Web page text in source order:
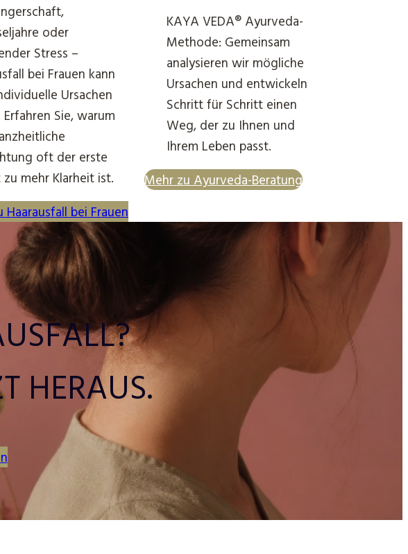
oder
Stress –
bei Frauen kann
Ursachen
Erfahren Sie, warum
oft der erste
mehr Klarheit ist.
Haarausfall bei Frauen
KAYA VEDA® Ayurveda-
Methode: Gemeinsam
analysieren wir mögliche
Ursachen und entwickeln
Schritt für Schritt einen
Weg, der zu Ihnen und
Ihrem Leben passt.
Mehr zu Ayurveda-Beratung
HERAUS.